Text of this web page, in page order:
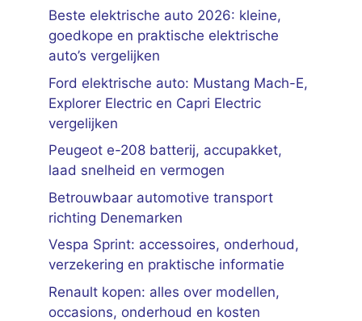
Beste elektrische auto 2026: kleine,
goedkope en praktische elektrische
auto’s vergelijken
Ford elektrische auto: Mustang Mach-E,
Explorer Electric en Capri Electric
vergelijken
Peugeot e-208 batterij, accupakket,
laad snelheid en vermogen
Betrouwbaar automotive transport
richting Denemarken
Vespa Sprint: accessoires, onderhoud,
verzekering en praktische informatie
Renault kopen: alles over modellen,
occasions, onderhoud en kosten